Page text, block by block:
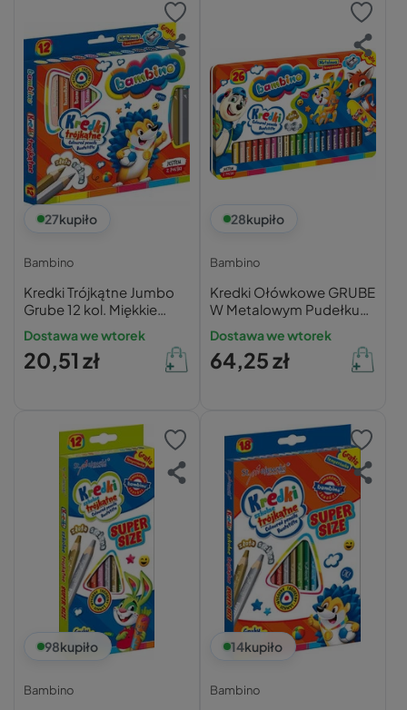
27kupiło
Bambino
Kredki Trójkątne Jumbo
Grube 12 kol. Miękkie
Złota Srebrna Kredka
Bambino
Dostawa we wtorek
20,51 zł
28kupiło
Bambino
Kredki Ołówkowe GRUBE
W Metalowym Pudełku
26 szt. + Temperówka
Bambino
Dostawa we wtorek
64,25 zł
98kupiło
Bambino
14kupiło
Bambino